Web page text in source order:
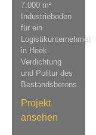
7.000 m²
Industrieboden
für ein
Logistikunternehmen
in Heek.
Verdichtung
und Politur des
Bestandsbetons.
Projekt
ansehen